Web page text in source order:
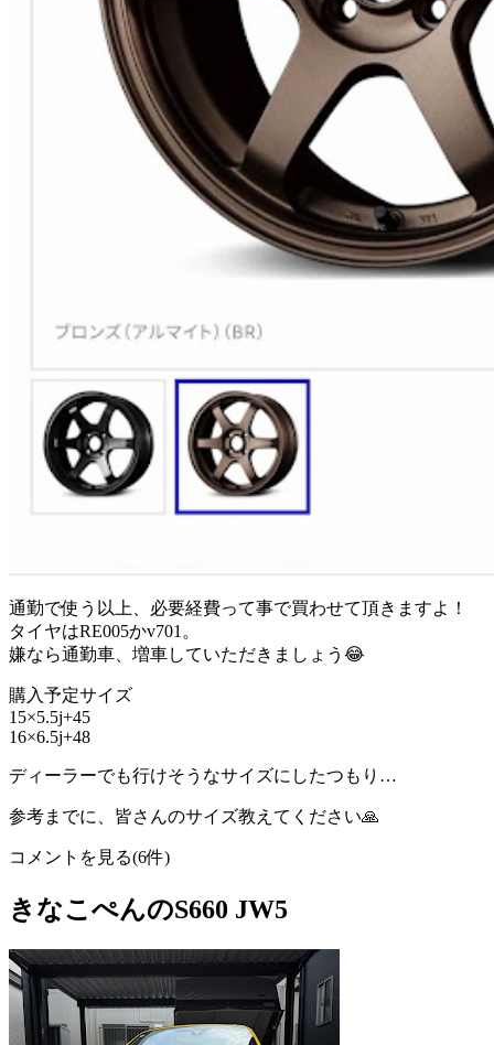
通勤で使う以上、必要経費って事で買わせて頂きますよ！
タイヤはRE005かv701。
嫌なら通勤車、増車していただきましょう😂
購入予定サイズ
15×5.5j+45
16×6.5j+48
ディーラーでも行けそうなサイズにしたつもり…
参考までに、皆さんのサイズ教えてください🙏
コメントを見る(6件)
きなこぺんのS660 JW5